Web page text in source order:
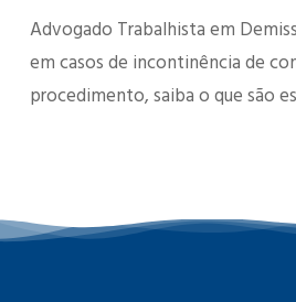
Advogado Trabalhistaem
em casos de incontinência de
procedimento, saiba o que são